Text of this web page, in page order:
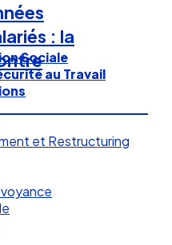
Sociale
au Travail
et Restructuring
: la